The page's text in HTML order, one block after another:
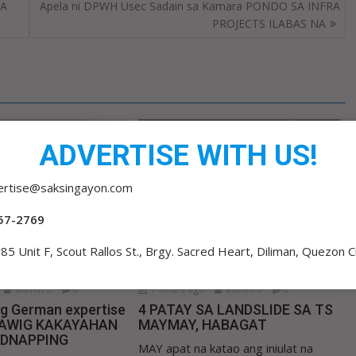
Apela ni DPWH Usec Sadain sa Kamara PONDO SA INFRA
PROJECTS ILABAS NA
admin 3 0
German expertise
KAKAYAHAN
7 hours ago admin 3 0
4 PATAY SA LANDSLIDE SA TS
MAYMAY, HABAGAT
MAY apat na katao ang iniulat na
ADVERTISE WITH US!
2769
Unit F, Scout Rallos St., Brgy. Sacred Heart, Diliman, Quezon